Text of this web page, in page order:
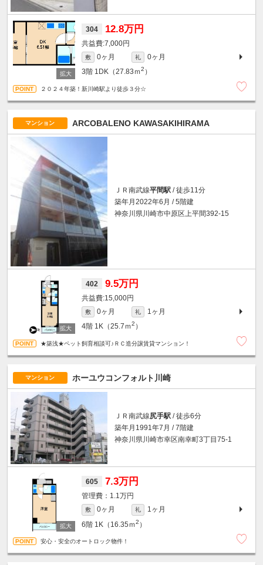
304 12.8万円
7,000円
敷 0ヶ月 礼
0ヶ月
3階 1DK（27.83ｍ2 ）
２０２４年築！新川崎駅より徒歩３分☆
マンション ARCOBALENO KAWASAKIHIRAMA
ＪＲ南武線平間駅 / 徒歩11分
築年月2022年6月 / 5階建
神奈川県川崎市中原区上平間392-15
402 9.5万円
15,000円
敷 0ヶ月 礼
1ヶ月
4階 1K（25.7ｍ2 ）
★築浅★ペット飼育相談可♪ＲＣ造分譲賃貸マンション！
マンション ホーユウコンフォルト川崎
ＪＲ南武線尻手駅 / 徒歩6分
築年月1991年7月 / 7階建
神奈川県川崎市幸区南幸町3丁目75-1
605 7.3万円
1.1万円
敷 0ヶ月 礼
1ヶ月
6階 1K（16.35ｍ2 ）
安心・安全のオートロック物件！